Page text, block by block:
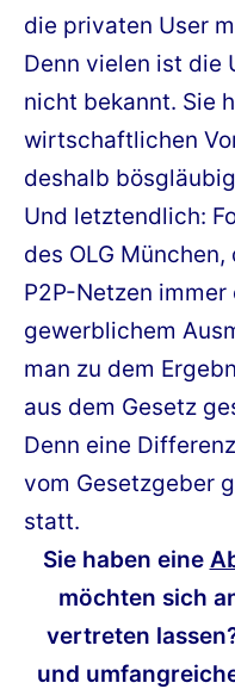
die privaten User
Denn vielen ist die
nicht bekannt. Sie
wirtschaftlichen
deshalb
Und letztendlich:
des OLG
P2P-Netzen
gewerblichem
man zu dem
aus dem Gesetz
Denn eine
vom Gesetzgeber
statt.
Sie haben eine
möchten sich
vertreten
und